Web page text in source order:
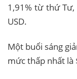
1,91% từ thứ
USD.
Một buổi sáng
mức thấp nhất là